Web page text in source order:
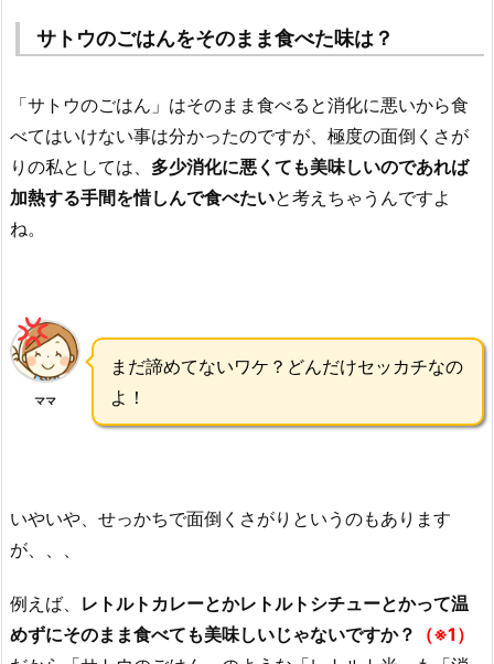
サトウのごはんをそのまま食べた味は？
「サトウのごはん」はそのまま食べると消化に悪いから食
べてはいけない事は分かったのですが、極度の面倒くさが
りの私としては、 多少消化に悪くても美味しいのであれば
加熱する手間を惜しんで食べたいと考えちゃうんですよ
ね。
ママ
まだ諦めてないワケ？どんだけセッカチなの
よ！
いやいや、せっかちで面倒くさがりというのもあります
が、、、
例えば、 レトルトカレーとかレトルトシチューとかって温
めずにそのまま食べても美味しいじゃないですか？
（※1）